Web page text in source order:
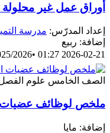
أوراق عمل غير محلولة
إعداد المدرّس: مدرسة
إضافة: ربيع
2026-02-21 01:27
•
2026
الصف الخامس علوم
ملخص لوظائف عضيات
إضافة: مايا